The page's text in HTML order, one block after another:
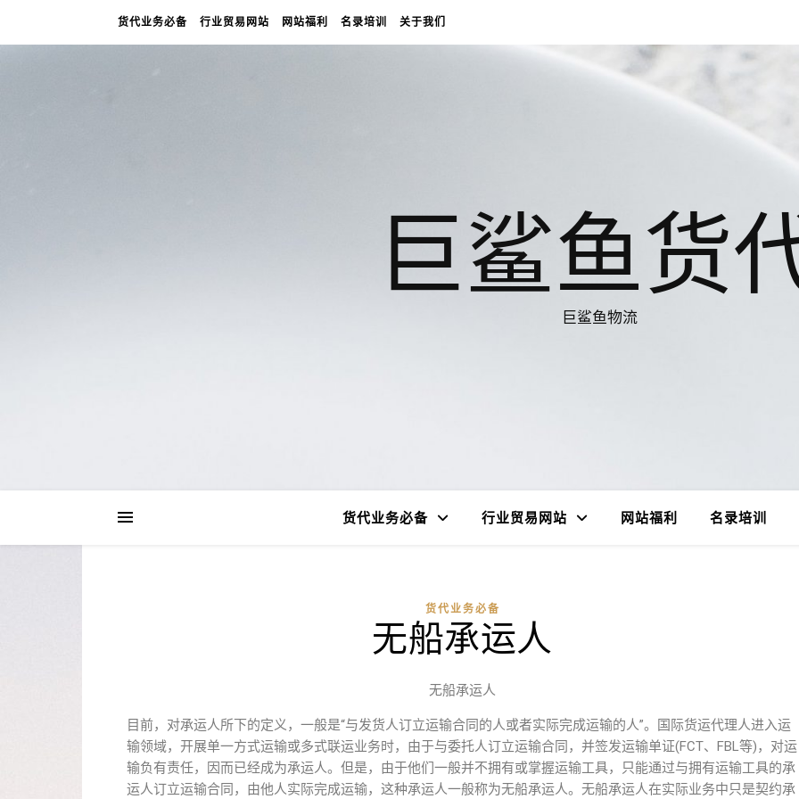
货代业务必备 行业贸易网站 网站福利 名录培训 关于我们
巨鲨鱼货
巨鲨鱼物流
货代业务必备 行业贸易网站 网站福利 名录培训
货代业务必备
无船承运人
无船承运人
目前，对承运人所下的定义，一般是“与发货人订立运输合同的人或者实际完成运输的人”。国际货运代理人进入运
输领域，开展单一方式运输或多式联运业务时，由于与委托人订立运输合同，并签发运输单证(FCT、FBL等)，对运
输负有责任，因而已经成为承运人。但是，由于他们一般并不拥有或掌握运输工具，只能通过与拥有运输工具的承
运人订立运输合同，由他人实际完成运输，这种承运人一般称为无船承运人。无船承运人在实际业务中只是契约承